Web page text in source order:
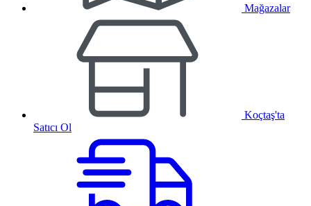
Mağazalar
Koçtaş'ta
Satıcı Ol